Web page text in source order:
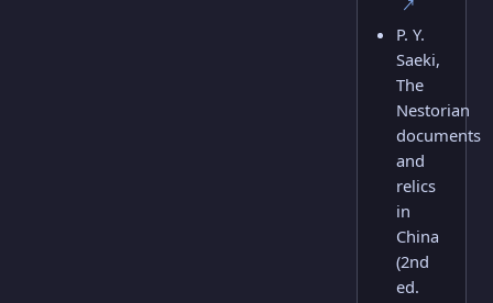
↗
P. Y.
Saeki,
The
Nestorian
documents
and
relics
in
China
(2nd
ed.